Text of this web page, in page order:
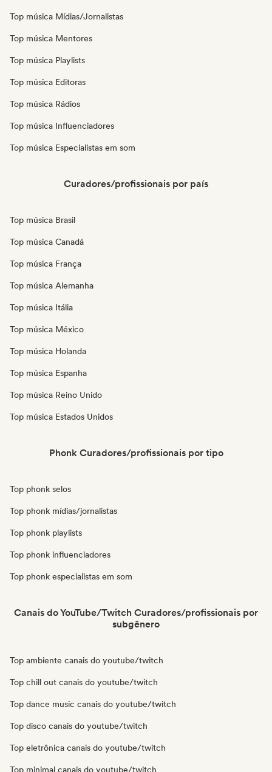
Top música Mídias/Jornalistas
Top música Mentores
Top música Playlists
Top música Editoras
Top música Rádios
Top música Influenciadores
Top música Especialistas em som
Curadores/profissionais por país
Top música Brasil
Top música Canadá
Top música França
Top música Alemanha
Top música Itália
Top música México
Top música Holanda
Top música Espanha
Top música Reino Unido
Top música Estados Unidos
Phonk Curadores/profissionais por tipo
Top phonk selos
Top phonk mídias/jornalistas
Top phonk playlists
Top phonk influenciadores
Top phonk especialistas em som
Canais do YouTube/Twitch Curadores/profissionais por
subgênero
Top ambiente canais do youtube/twitch
Top chill out canais do youtube/twitch
Top dance music canais do youtube/twitch
Top disco canais do youtube/twitch
Top eletrônica canais do youtube/twitch
Top minimal canais do youtube/twitch